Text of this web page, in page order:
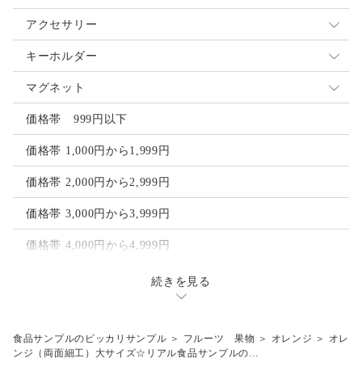
アクセサリー
イヤリング
ピアス
ヘアアクセサリー
ヘアクリップ
ヘアゴム
キーホルダー
ストラップ
マグネット
ゴルフマーカー
価格帯 999円以下
価格帯 1,000円から1,999円
価格帯 2,000円から2,999円
価格帯 3,000円から3,999円
価格帯 4,000円から4,999円
オレンジ
梅干し
工具模型
続きを見る
食品サンプルのピッカリサンプル ＞ フルーツ 果物 ＞ オレンジ ＞
オレ
ンジ（両面細工）大サイズ☆リアル食品サンプルの…